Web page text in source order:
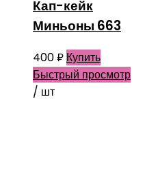
Кап-кейк
Миньоны 663
400₽ Купить
Быстрый просмотр
/ шт